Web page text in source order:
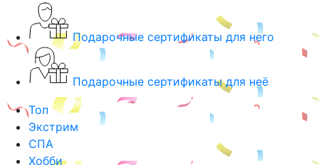
Подарочные сертификаты для него
Подарочные сертификаты для неё
Топ
Экстрим
СПА
Хобби